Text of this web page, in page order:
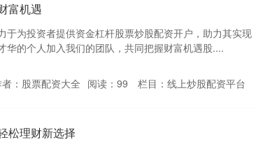
富机遇
于为投资者提供资金杠杆股票炒股配资开户，助力其实现
华的个人加入我们的团队，共同把握财富机遇股....
：股票配资大全 阅读： 99 栏目： 线上炒股配资平台
松理财新选择